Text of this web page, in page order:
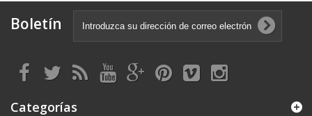
Boletín
Categorías